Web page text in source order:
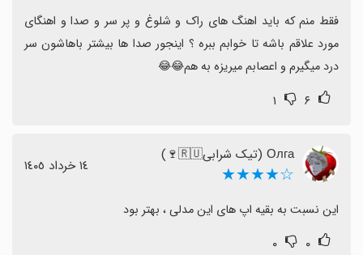
درد میگیرم و اعصابم میریزه به هم😂😂
۶ ۱
Олга (تیک شرابی🇷🇺🍷)
☆★★★★ ١٤ خرداد ١٤٠٥
این نسبت به بقیه اپ های این مدلی ، بهتر بود
۰ ۰